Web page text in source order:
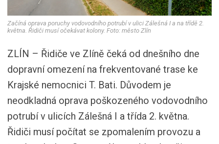
Začíná oprava poruchy vodovodního potrubí v ulici Zálešná I a na třídě 2.
května. Řidiči musí očekávat kolony. Foto: město Zlín
ZLÍN – Řidiče ve Zlíně čeká od dnešního dne
dopravní omezení na frekventované trase ke
Krajské nemocnici T. Bati. Důvodem je
neodkladná oprava poškozeného vodovodního
potrubí v ulicích Zálešná I a třída 2. května.
Řidiči musí počítat se zpomalením provozu a